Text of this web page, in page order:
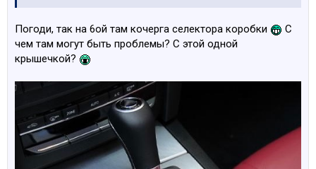
Погоди, так на 6ой там кочерга селектора коробки
С
чем там могут быть проблемы? С этой одной
крышечкой?